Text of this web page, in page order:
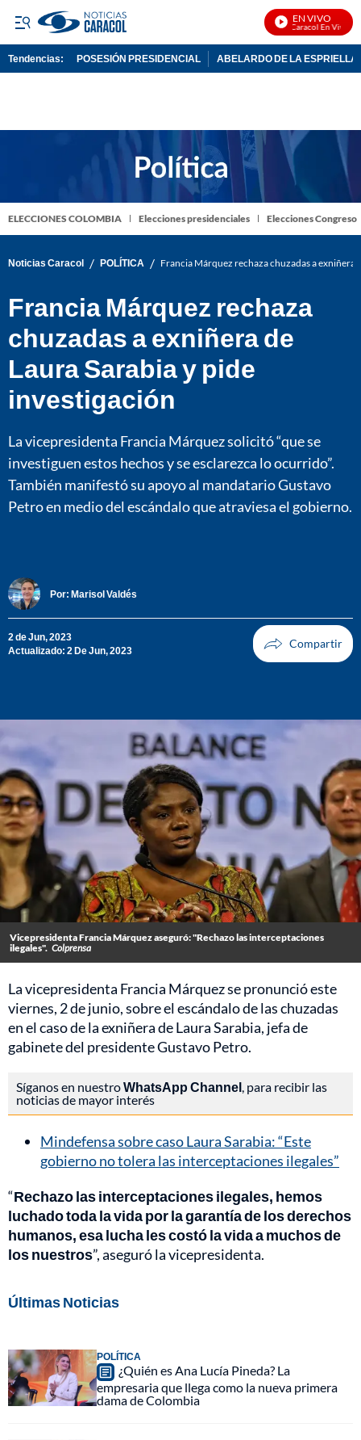
EN VIVO
Noticias Caracol En Vivo
Tendencias: POSESIÓN PRESIDENCIAL ABELARDO DE LA ESPRIELLA
ELECCIONES COLOMBIA Elecciones presidenciales Elecciones Congreso
Noticias Caracol / POLÍTICA / Francia Márquez rechaza chuzadas a exniñera
Francia Márquez rechaza
chuzadas a exniñera de
Laura Sarabia y pide
investigación
La vicepresidenta Francia Márquez solicitó “que se
investiguen estos hechos y se esclarezca lo ocurrido”.
También manifestó su apoyo al mandatario Gustavo
Petro en medio del escándalo que atraviesa el gobierno.
Por: Marisol Valdés
2 de Jun, 2023
Actualizado: 2 De Jun, 2023
Vicepresidenta Francia Márquez aseguró: "Rechazo las interceptaciones
ilegales". Colprensa
La vicepresidenta Francia Márquez se pronunció este
viernes, 2 de junio, sobre el escándalo de las chuzadas
en el caso de la exniñera de Laura Sarabia, jefa de
gabinete del presidente Gustavo Petro.
Síganos en nuestroWhatsApp Channel, para recibir las
noticias de mayor interés
Mindefensa sobre caso Laura Sarabia: “Este
gobierno no tolera las interceptaciones ilegales”
“Rechazo las interceptaciones ilegales, hemos
luchado toda la vida por la garantía de los derechos
humanos, esa lucha les costó la vida a muchos de
los nuestros”, aseguró la vicepresidenta.
Últimas Noticias
POLÍTICA
¿Quién es Ana Lucía Pineda? La
empresaria que llega como la nueva primera
dama de Colombia